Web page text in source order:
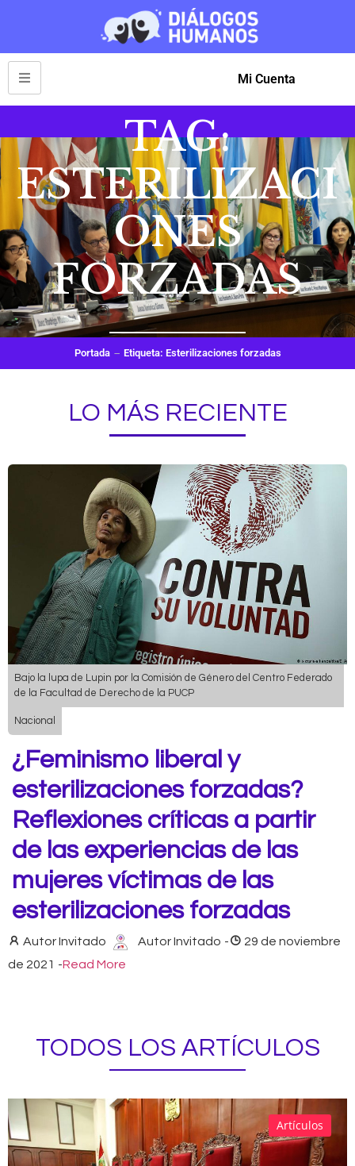
Mi Cuenta
TAG:
ESTERILIZACI
ONES
FORZADAS
Portada Etiqueta: Esterilizaciones forzadas
LO MÁS RECIENTE
Bajo la lupa de Lupin por la Comisión de Género del Centro Federado
de la Facultad de Derecho de la PUCP
Nacional
¿Feminismo liberal y
esterilizaciones forzadas?
Reflexiones críticas a partir
de las experiencias de las
mujeres víctimas de las
esterilizaciones forzadas
Autor Invitado Autor Invitado -
29 de noviembre
de 2021 -Read More
TODOS LOS ARTÍCULOS
Artículos